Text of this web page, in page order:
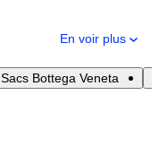
En voir plus
Sacs Bottega Veneta